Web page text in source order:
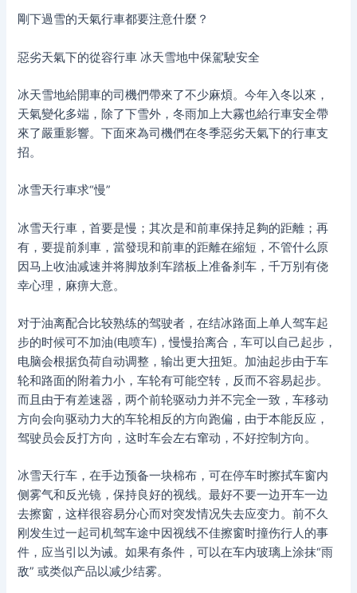
剛下過雪的天氣行車都要注意什麼？
惡劣天氣下的從容行車 冰天雪地中保駕駛安全
冰天雪地給開車的司機們帶來了不少麻煩。今年入冬以來，
天氣變化多端，除了下雪外，冬雨加上大霧也給行車安全帶
來了嚴重影響。下面來為司機們在冬季惡劣天氣下的行車支
招。
冰雪天行車求“慢”
冰雪天行車，首要是慢；其次是和前車保持足夠的距離；再
有，要提前刹車，當發現和前車的距離在縮短，不管什么原
因马上收油减速并将脚放刹车踏板上准备刹车，千万别有侥
幸心理，麻痹大意。
对于油离配合比较熟练的驾驶者，在结冰路面上单人驾车起
步的时候可不加油(电喷车)，慢慢抬离合，车可以自己起步，
电脑会根据负荷自动调整，输出更大扭矩。加油起步由于车
轮和路面的附着力小，车轮有可能空转，反而不容易起步。
而且由于有差速器，两个前轮驱动力并不完全一致，车移动
方向会向驱动力大的车轮相反的方向跑偏，由于本能反应，
驾驶员会反打方向，这时车会左右窜动，不好控制方向。
冰雪天行车，在手边预备一块棉布，可在停车时擦拭车窗内
侧雾气和反光镜，保持良好的视线。最好不要一边开车一边
去擦窗，这样很容易分心而对突发情况失去应变力。前不久
刚发生过一起司机驾车途中因视线不佳擦窗时撞伤行人的事
件，应当引以为诫。如果有条件，可以在车内玻璃上涂抹“雨
敌” 或类似产品以减少结雾。